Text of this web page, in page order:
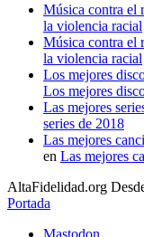
Música contra el
la violencia racial
Música contra el
la violencia racial
Los mejores
Los mejores
Las mejores
series de 2018
Las mejores
en Las mejores
AltaFidelidad.org
Portada
Mastodon